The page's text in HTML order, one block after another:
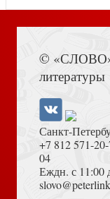
Толкование
© «СЛОВО»
литературы
Санкт-
+7 812 571-
04
Еждн. с